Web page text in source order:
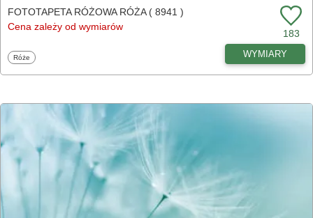
FOTOTAPETA RÓŻOWA RÓŻA ( 8941 )
Cena zależy od wymiarów
183
Fototapety
Róże WYMIARY